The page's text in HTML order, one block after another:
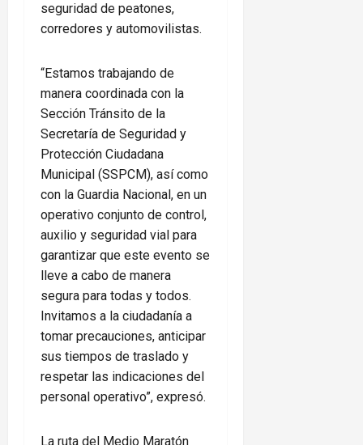
seguridad de peatones,
corredores y automovilistas.
“Estamos trabajando de
manera coordinada con la
Sección Tránsito de la
Secretaría de Seguridad y
Protección Ciudadana
Municipal (SSPCM), así como
con la Guardia Nacional, en un
operativo conjunto de control,
auxilio y seguridad vial para
garantizar que este evento se
lleve a cabo de manera
segura para todas y todos.
Invitamos a la ciudadanía a
tomar precauciones, anticipar
sus tiempos de traslado y
respetar las indicaciones del
personal operativo”, expresó.
La ruta del Medio Maratón